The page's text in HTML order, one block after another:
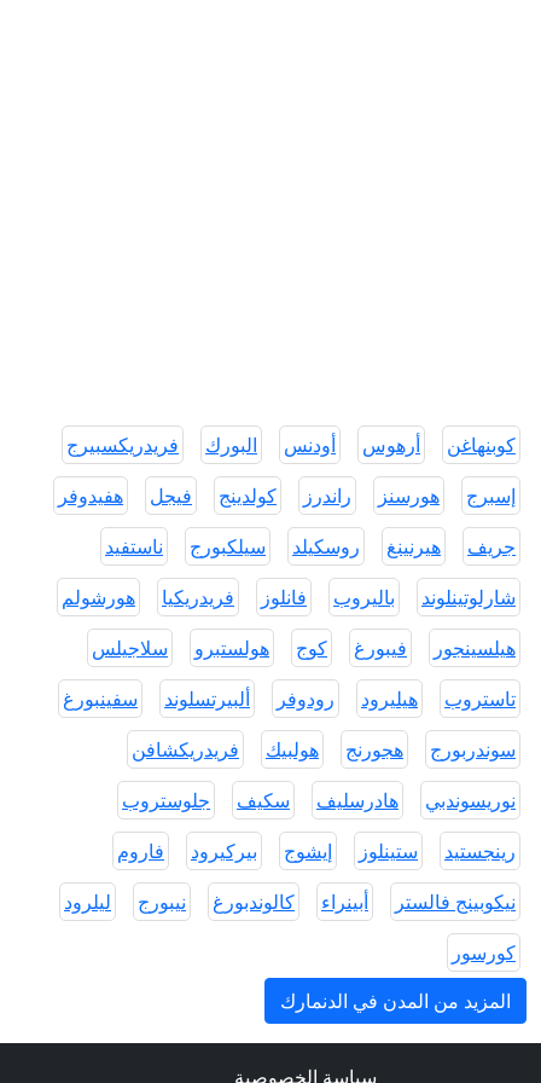
كوبنهاغن أرهوس أودنس البورك
فريدريكسبيرج
إسبرج
هورسنز راندرز كولدينج فيجل
هفيدوفر
جريف
هيرنينغ روسكيلد سيلكبورج
ناستفيد
شارلوتينلوند
باليروب فانلوز فريدريكيا
هورشولم
هيلسينجور
فيبورغ كوج هولستبرو
سلاجيلس
تاستروب
هيليرود رودوفر ألبيرتسلوند
سفينبورغ
سوندربورج
هجورنج هولبيك
فريدريكشافن
نوريسوندبي
هادرسليف سكيف
جلوستروب
رينجستيد
ستينلوز إيشوج بيركيرود
فاروم
نيكوبينج فالستر
أبينراء كالوندبورغ نيبورج
ليلرود
كورسور
المزيد من المدن في الدنمارك
سياسة الخصوصية